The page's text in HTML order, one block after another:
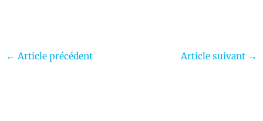
← Article précédent Article suivant →